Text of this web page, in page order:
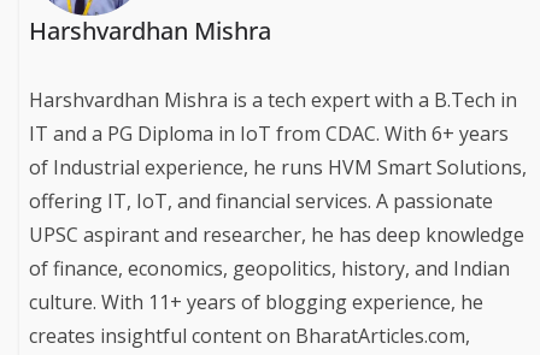
Harshvardhan Mishra
Harshvardhan Mishra is a tech expert with a B.Tech in
IT and a PG Diploma in IoT from CDAC. With 6+ years
of Industrial experience, he runs HVM Smart Solutions,
offering IT, IoT, and financial services. A passionate
UPSC aspirant and researcher, he has deep knowledge
of finance, economics, geopolitics, history, and Indian
culture. With 11+ years of blogging experience, he
creates insightful content on BharatArticles.com,